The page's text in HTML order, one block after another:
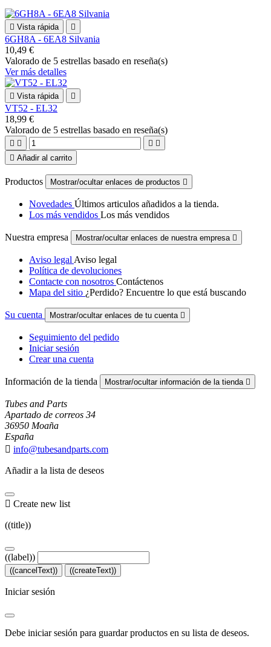
 Vista rápida 
6GH8A - 6EA8 Silvania
10,49 €
Valorado de 5 estrellas basado en reseña(s)
Ver más detalles
 Vista rápida 
VT52 - EL32
18,99 €
Valorado de 5 estrellas basado en reseña(s)
   
 Añadir al carrito
Productos Mostrar/ocultar enlaces de productos 
Novedades Últimos articulos añadidos a la tienda.
Los más vendidos Los más vendidos
Nuestra empresa Mostrar/ocultar enlaces de nuestra empresa 
Aviso legal Aviso legal
Política de devoluciones
Contacte con nosotros Contáctenos
Mapa del sitio ¿Perdido? Encuentre lo que está buscando
Su cuenta Mostrar/ocultar enlaces de tu cuenta 
Seguimiento del pedido
Iniciar sesión
Crear una cuenta
Información de la tienda Mostrar/ocultar información de la tienda 
Tubes and Parts
Apartado de correos 34
36950 Moaña
España
 info@tubesandparts.com
Añadir a la lista de deseos
 Create new list
((title))
((label))
((cancelText)) ((createText))
Iniciar sesión
Debe iniciar sesión para guardar productos en su lista de deseos.